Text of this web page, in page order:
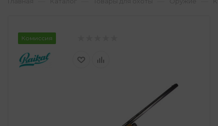
Комиссия